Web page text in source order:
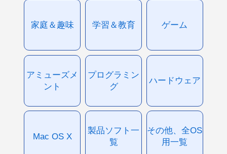
家庭＆趣味 学習＆教育 ゲーム
アミューズメ
ント
プログラミン
グ
ハードウェア
Mac OS X
製品ソフト一
覧
その他、全OS
用一覧